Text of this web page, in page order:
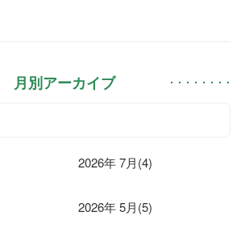
月別アーカイブ
2026年 7月(4)
2026年 5月(5)